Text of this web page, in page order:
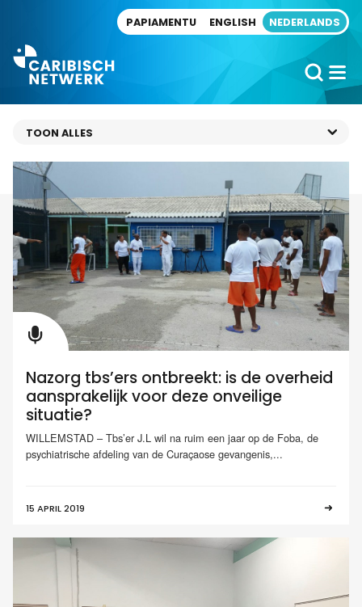
PAPIAMENTU ENGLISH NEDERLANDS
Nazorg tbs’ers ontbreekt: is de overheid
aansprakelijk voor deze onveilige
situatie?
WILLEMSTAD – Tbs’er J.L wil na ruim een jaar op de Foba, de
psychiatrische afdeling van de Curaçaose gevangenis,...
15 APRIL 2019